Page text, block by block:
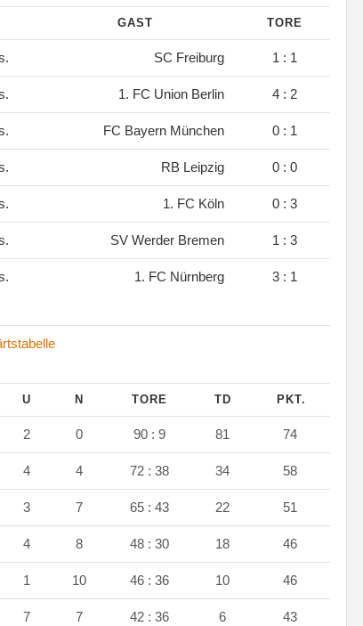
GAST TORE
SC Freiburg 1 : 1
1. FC Union Berlin 4 : 2
FC Bayern München 0 : 1
RB Leipzig 0 : 0
1. FC Köln 0 : 3
SV Werder Bremen 1 : 3
1. FC Nürnberg 3 : 1
U N TORE TD PKT.
2 0 90 : 9 81 74
4 4 72 : 38 34 58
3 7 65 : 43 22 51
4 8 48 : 30 18 46
1 10 46 : 36 10 46
7 7 42 : 36 6 43